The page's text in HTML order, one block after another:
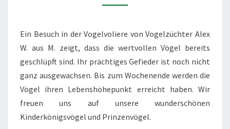
Ein Besuch in der Vogelvoliere von Vogelzüchter Alex
W. aus M. zeigt, dass die wertvollen Vögel bereits
geschlüpft sind. Ihr prächtiges Gefieder ist noch nicht
ganz ausgewachsen. Bis zum Wochenende werden die
Vögel ihren Lebenshöhepunkt erreicht haben. Wir
freuen uns auf unsere wunderschönen
Kinderkönigsvögel und Prinzenvögel.